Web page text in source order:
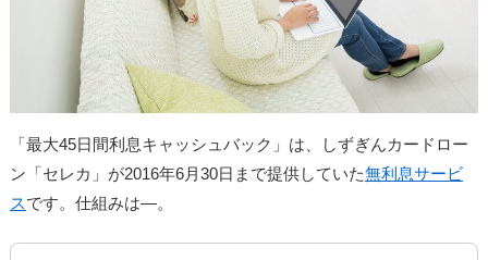
「最大45日間利息キャッシュバック」は、しずぎんカードロー
ン「セレカ」が2016年6月30日まで提供していた無利息サービ
スです。仕組みは―。